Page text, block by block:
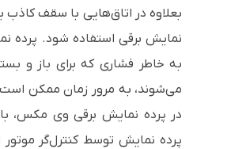
بعلاوه در اتاق‌هایی با سقف کاذب
نمایش برقی استفاده شود. پرده
به خاطر فشاری که برای باز و
می‌شوند، به مرور زمان ممکن است
در پرده نمایش برقی وی مکس،
پرده نمایش توسط کنترل‌گر